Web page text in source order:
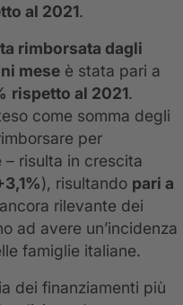
al 2021.
rimborsata dagli
mese è stata pari a
rispetto al 2021.
come somma degli
per
risulta in crescita
), risultando pari a
rilevante dei
ad avere un’incidenza
famiglie italiane.
dei finanziamenti più